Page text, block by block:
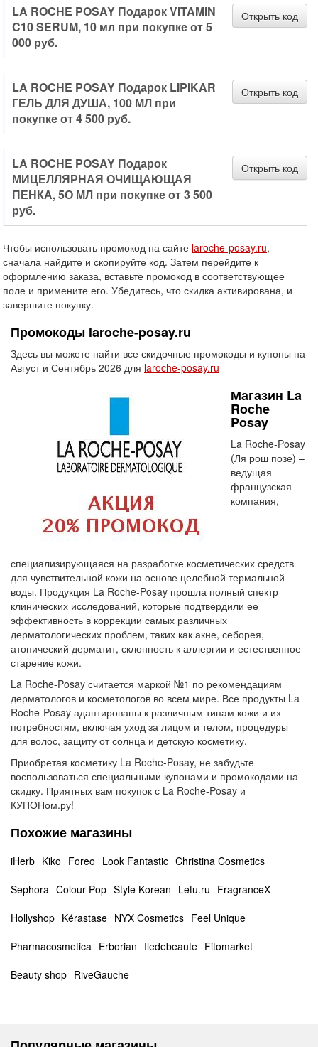
LA ROCHE POSAY Подарок VITAMIN
C10 SERUM, 10 мл при покупке от 5
000 руб.
Открыть код
LA ROCHE POSAY Подарок LIPIKAR
ГЕЛЬ ДЛЯ ДУША, 100 МЛ при
покупке от 4 500 руб.
Открыть код
LA ROCHE POSAY Подарок
МИЦЕЛЛЯРНАЯ ОЧИЩАЮЩАЯ
ПЕНКА, 5О МЛ при покупке от 3 500
руб.
Открыть код
Чтобы использовать промокод на сайте laroche-posay.ru,
сначала найдите и скопируйте код. Затем перейдите к
оформлению заказа, вставьте промокод в соответствующее
поле и примените его. Убедитесь, что скидка активирована, и
завершите покупку.
Промокоды laroche-posay.ru
Здесь вы можете найти все скидочные промокоды и купоны на
Август и Сентябрь 2026 для laroche-posay.ru
Магазин La
Roche
Posay
La Roche-Posay
(Ля рош позе) –
ведущая
французская
компания,
специализирующаяся на разработке косметических средств
для чувствительной кожи на основе целебной термальной
воды. Продукция La Roche-Posay прошла полный спектр
клинических исследований, которые подтвердили ее
эффективность в коррекции самых различных
дерматологических проблем, таких как акне, себорея,
атопический дерматит, склонность к аллергии и естественное
старение кожи.
La Roche-Posay считается маркой №1 по рекомендациям
дерматологов и косметологов во всем мире. Все продукты La
Roche-Posay адаптированы к различным типам кожи и их
потребностям, включая уход за лицом и телом, процедуры
для волос, защиту от солнца и детскую косметику.
Приобретая косметику La Roche-Posay, не забудьте
воспользоваться специальными купонами и промокодами на
скидку. Приятных вам покупок с La Roche-Posay и
КУПОНом.ру!
Похожие магазины
iHerb Kiko Foreo Look Fantastic Christina Cosmetics
Sephora Colour Pop Style Korean Letu.ru FragranceX
Hollyshop Kérastase NYX Cosmetics Feel Unique
Pharmacosmetica Erborian Iledebeaute Fitomarket
Beauty shop RiveGauche